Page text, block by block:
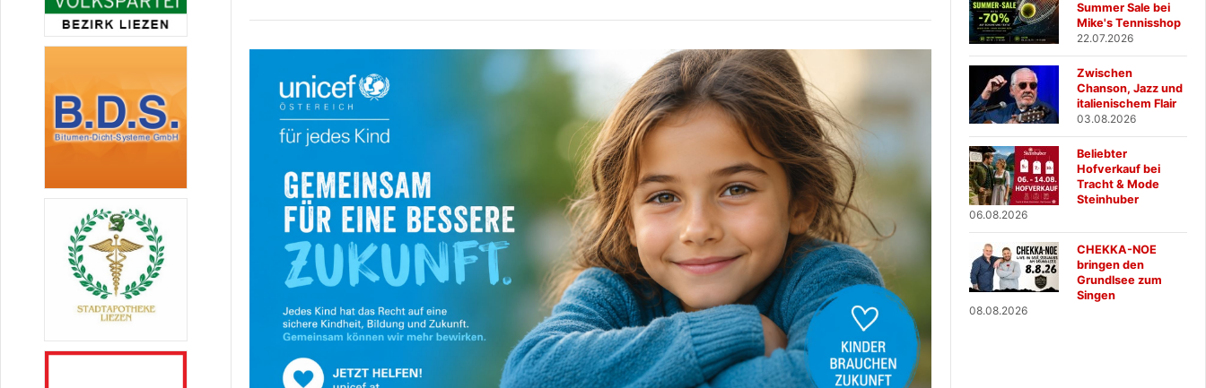
Summer Sale bei
Mike's Tennisshop
22.07.2026
Zwischen
Chanson, Jazz und
italienischem Flair
03.08.2026
Beliebter
Hofverkauf bei
Tracht & Mode
Steinhuber
06.08.2026
CHEKKA-NOE
bringen den
Grundlsee zum
Singen
08.08.2026